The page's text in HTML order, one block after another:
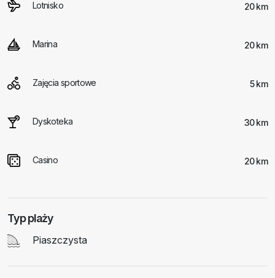
Lotnisko 20 km
Marina 20 km
Zajęcia sportowe 5 km
Dyskoteka 30 km
Casino 20 km
Typ plaży
Piaszczysta